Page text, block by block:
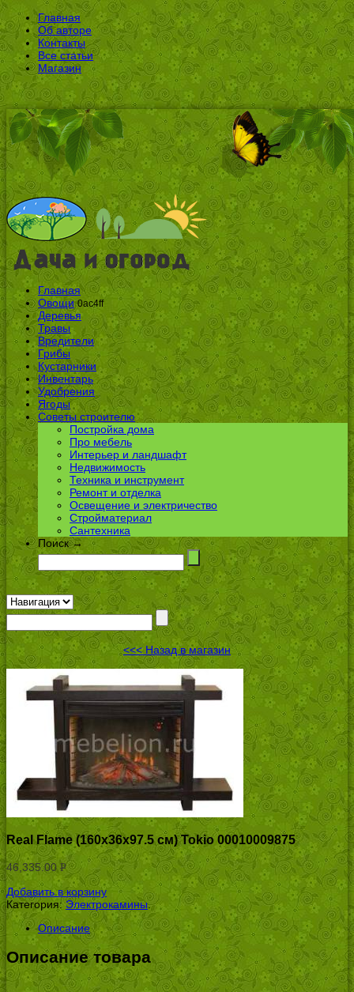
Главная
Об авторе
Контакты
Все статьи
Магазин
Главная
Овощи 0ac4ff
Деревья
Травы
Вредители
Грибы
Кустарники
Инвентарь
Удобрения
Ягоды
Советы строителю
Постройка дома
Про мебель
Интерьер и ландшафт
Недвижимость
Техника и инструмент
Ремонт и отделка
Освещение и электричество
Стройматериал
Сантехника
Поиск →
<<< Назад в магазин
Real Flame (160х36х97.5 см) Tokio 00010009875
46,335.00 Р
УБ.
Добавить в корзину
Категория:Электрокамины.
Описание
Описание товара